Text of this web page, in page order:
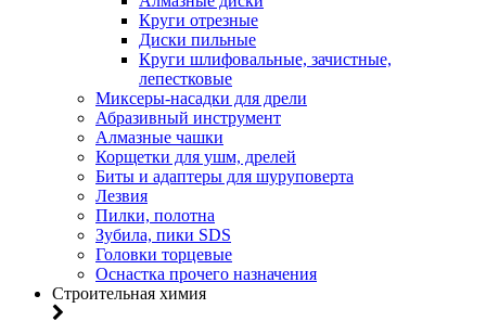
Круги отрезные
Диски пильные
Круги шлифовальные, зачистные,
лепестковые
Миксеры-насадки для дрели
Абразивный инструмент
Алмазные чашки
Корщетки для ушм, дрелей
Биты и адаптеры для шуруповерта
Лезвия
Пилки, полотна
Зубила, пики SDS
Головки торцевые
Оснастка прочего назначения
Строительная химия